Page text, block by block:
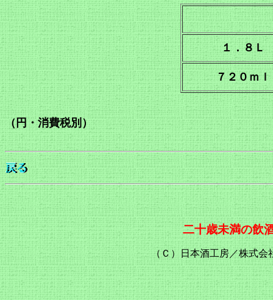
１．８Ｌ
７２０ｍｌ
（円・消費税別）
二十歳未満の飲
（Ｃ）日本酒工房／株式